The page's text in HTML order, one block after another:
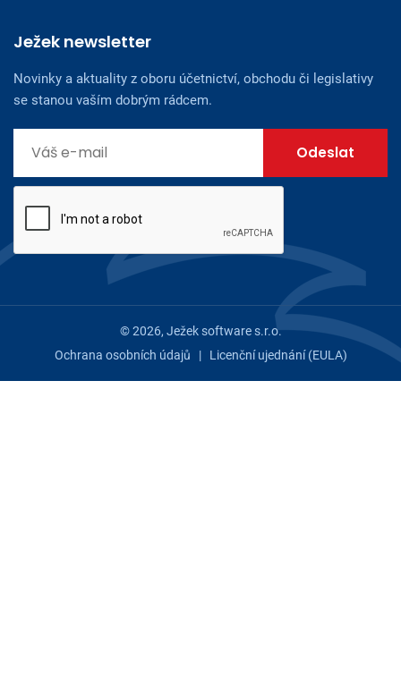
Ježek newsletter
Novinky a aktuality z oboru účetnictví, obchodu či legislativy
se stanou vaším dobrým rádcem.
© 2026, Ježek software s.r.o.
Ochrana osobních údajů | Licenční ujednání (EULA)